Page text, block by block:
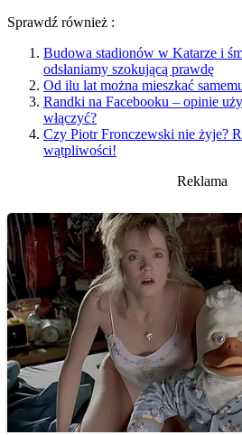
Sprawdź również :
Budowa stadionów w Katarze i
odsłaniamy szokującą prawdę
Od ilu lat można mieszkać
Randki na Facebooku – opinie
włączyć?
Czy Piotr Fronczewski nie żyje?
wątpliwości!
Reklama